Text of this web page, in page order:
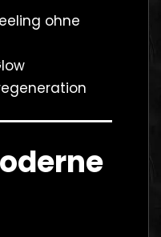
ohne